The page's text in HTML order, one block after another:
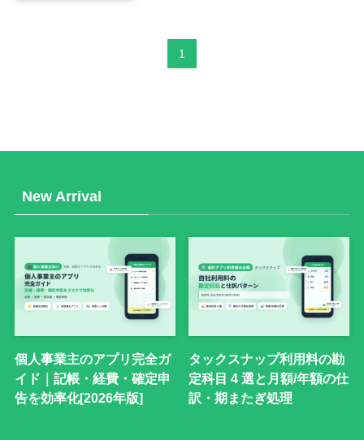
1
New Arrival
個人事業主のアプリ完全ガ
イド｜記帳・経費・確定申
告を効率化[2026年版]
タックスナップ利用料の勘
定科目 4 選と月額/年額の仕
訳・期またぎ処理